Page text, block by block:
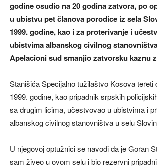
godine osudio na 20 godina zatvora, po
u ubistvu pet članova porodice iz sela
1999. godine, kao i za proterivanje i
ubistvima albanskog civilnog
Apelacioni sud smanjio zatvorsku kaznu
Stanišića Specijalno tužilaštvo Kosova tereti
1999. godine, kao pripadnik srpskih
sa drugim licima, učestvovao u ubistvima i
albanskog civilnog stanovništva u selu
U njegovoj optužnici se navodi da je Goran
sam živeo u ovom selu i bio rezervni